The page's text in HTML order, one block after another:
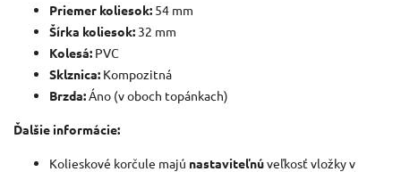
Priemer koliesok: 54 mm
Šírka koliesok: 32 mm
Kolesá: PVC
Sklznica: Kompozitná
Brzda:Áno (v oboch topánkach)
Ďalšie informácie:
Kolieskové korčule majú nastaviteľnúveľkosť vložky v